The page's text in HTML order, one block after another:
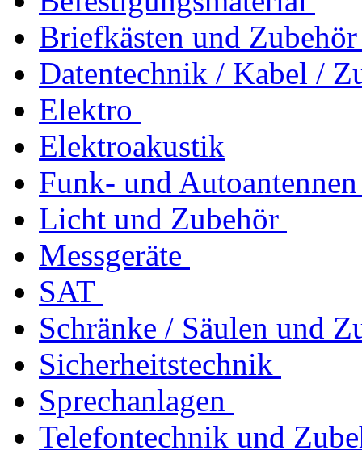
Briefkästen und Zubehör
Datentechnik / Kabel /
Elektro
Elektroakustik
Funk- und Autoantennen
Licht und Zubehör
Messgeräte
SAT
Schränke / Säulen und
Sicherheitstechnik
Sprechanlagen
Telefontechnik und